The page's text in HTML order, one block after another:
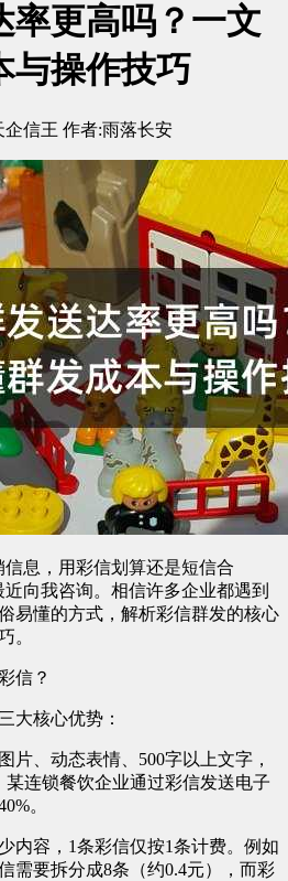
率更高吗？一文
与操作技巧
企信王 作者:雨落长安
息，用彩信划算还是短信合
向我咨询。相信许多企业都遇到
易懂的方式，解析彩信群发的核心
。
信？
大核心优势：
片、动态表情、500字以上文字，
连锁餐饮企业通过彩信发送电子
。
内容，1条彩信仅按1条计费。例如
需要拆分成8条（约0.4元），而彩